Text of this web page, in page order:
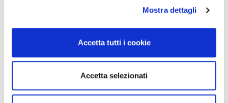
Approfondisci come vengono elaborati i tuoi dati personali
dalla Dichiarazione sui cookie.
Utilizziamo i cookie per personalizzare contenuti ed
analizzare il nostro traffico. Condividiamo inoltre
Mostra dettagli
Accetta tutti i cookie
Accetta selezionati